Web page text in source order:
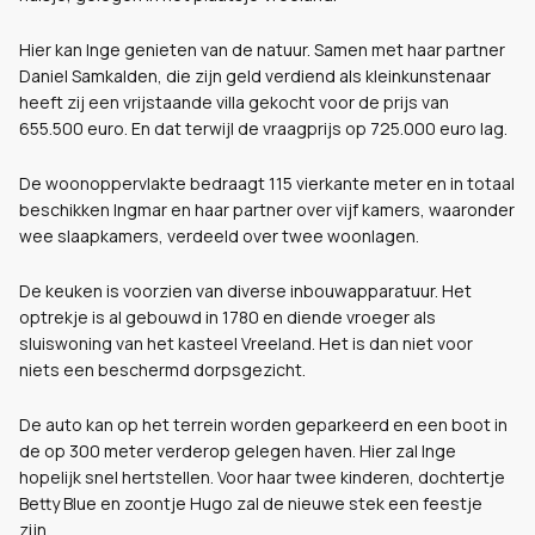
Hier kan Inge genieten van de natuur. Samen met haar partner
Daniel Samkalden, die zijn geld verdiend als kleinkunstenaar
heeft zij een vrijstaande villa gekocht voor de prijs van
655.500 euro. En dat terwijl de vraagprijs op 725.000 euro lag.
De woonoppervlakte bedraagt 115 vierkante meter en in totaal
beschikken Ingmar en haar partner over vijf kamers, waaronder
wee slaapkamers, verdeeld over twee woonlagen.
De keuken is voorzien van diverse inbouwapparatuur. Het
optrekje is al gebouwd in 1780 en diende vroeger als
sluiswoning van het kasteel Vreeland. Het is dan niet voor
niets een beschermd dorpsgezicht.
De auto kan op het terrein worden geparkeerd en een boot in
de op 300 meter verderop gelegen haven. Hier zal Inge
hopelijk snel hertstellen. Voor haar twee kinderen, dochtertje
Betty Blue en zoontje Hugo zal de nieuwe stek een feestje
zijn.